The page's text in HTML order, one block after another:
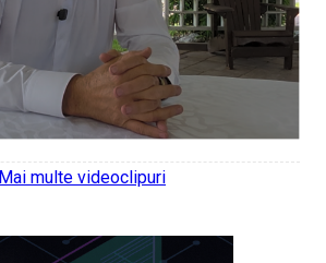
Mai multe videoclipuri